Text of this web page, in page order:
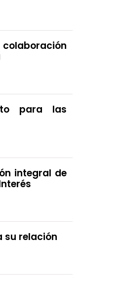
para las
integral de
su relación